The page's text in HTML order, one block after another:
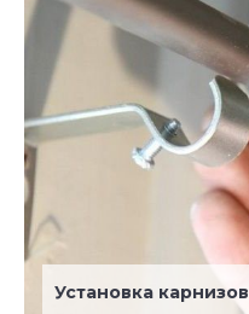
Установка карнизов